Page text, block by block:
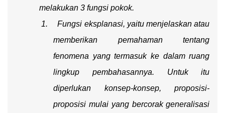
melakukan 3 fungsi pokok.
1.
Fungsi eksplanasi, yaitu menjelaskan atau
memberikan pemahaman tentang
fenomena yang termasuk ke dalam ruang
lingkup pembahasannya. Untuk itu
diperlukan konsep-konsep, proposisi-
proposisi mulai yang bercorak generalisasi